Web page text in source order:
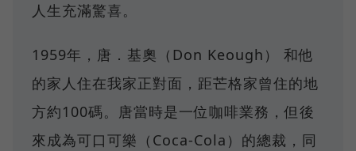
人生充滿驚喜。
1959年，唐．基奧（Don Keough） 和他
的家人住在我家正對面，距芒格家曾住的地
方約100碼。唐當時是一位咖啡業務，但後
來成為可口可樂（Coca-Cola）的總裁，同